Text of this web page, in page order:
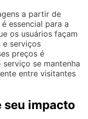
a partir de
essencial para a
os usuários façam
e serviços
preços é
se mantenha
entre visitantes
seu impacto